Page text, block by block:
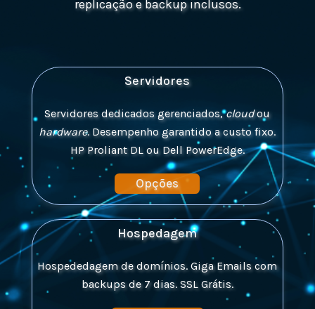
replicação e backup inclusos.
Servidores
Servidores dedicados gerenciados,cloudou
hardware. Desempenho garantido acusto fixo.
HP Proliant DL ou Dell PowerEdge.
Opções
Hospedagem
Hospededagem de domínios. Giga Emails com
backups de 7 dias.SSL Grátis.